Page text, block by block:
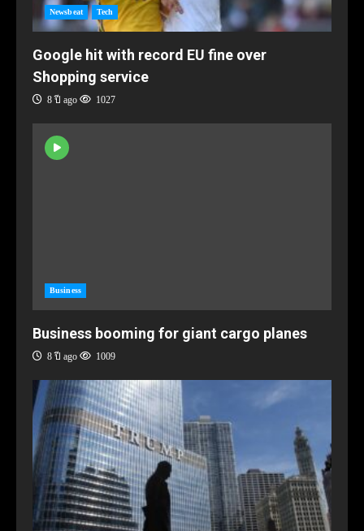
Newsbeat Tech
Google hit with record EU fine over
Shopping service
8 ปี ago 1027
Business
Business booming for giant cargo planes
8 ปี ago 1009